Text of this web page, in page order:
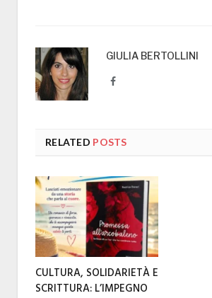
GIULIA BERTOLLINI
Facebook
RELATED POSTS
CULTURA, SOLIDARIETÀ E
SCRITTURA: L’IMPEGNO